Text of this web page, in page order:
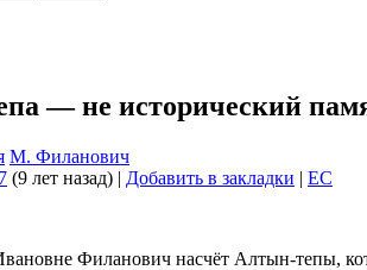
— не исторический
М. Филанович
(9 лет назад) | Добавить в закладки | EC
Филанович насчёт Алтын-тепы,